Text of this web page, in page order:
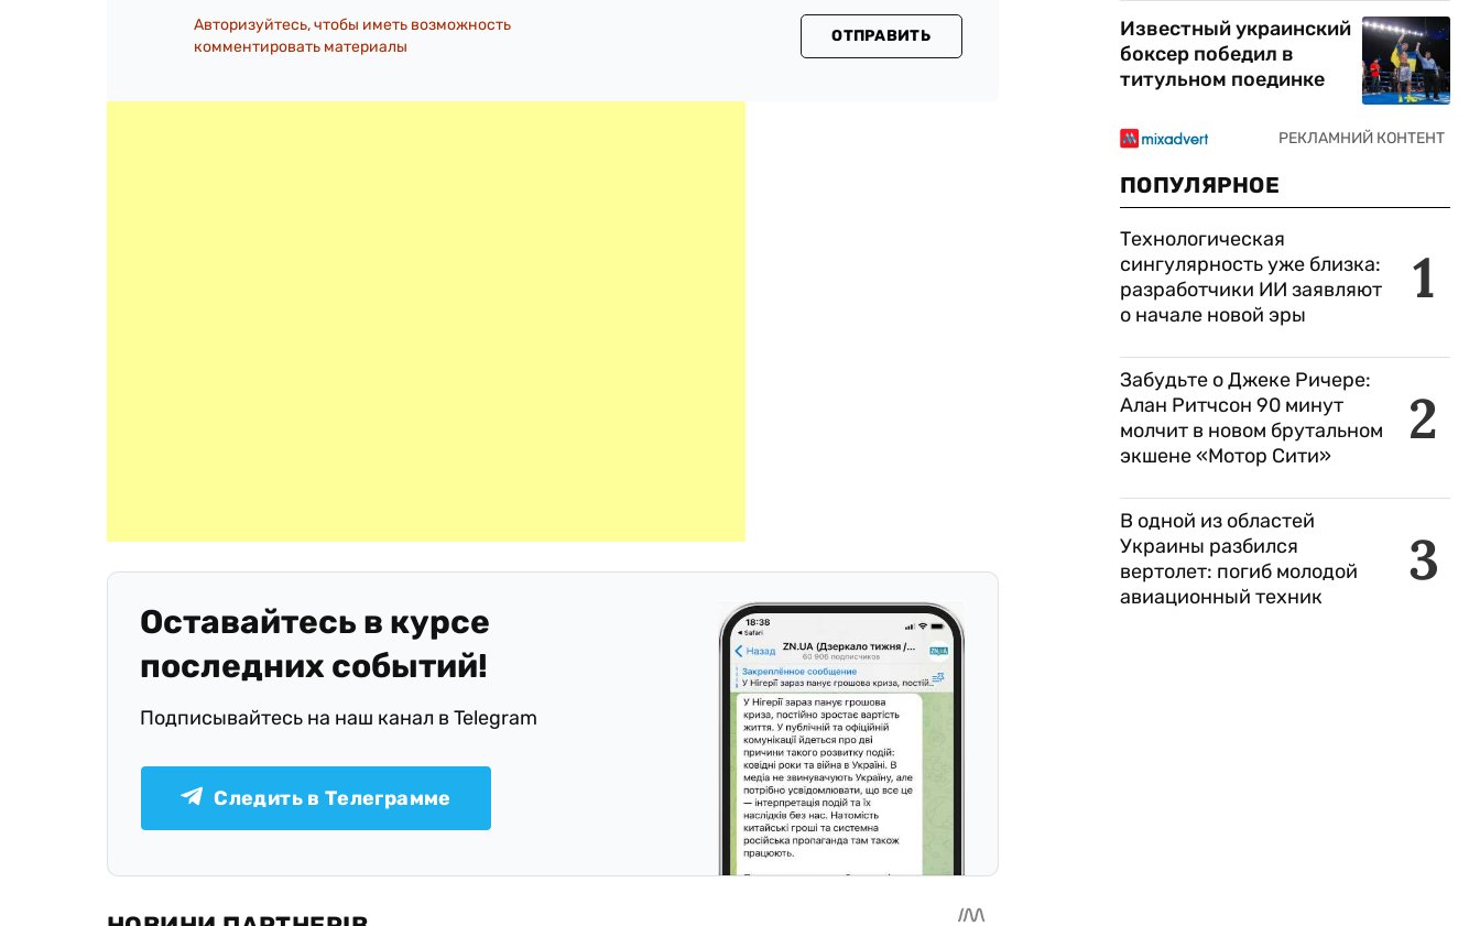
Авторизуйтесь, чтобы иметь возможность
комментировать материалы
ОТПРАВИТЬ
Оставайтесь в курсе
последних событий!
Подписывайтесь на наш канал в Telegram
Следить в Телеграмме
Известный украинский
боксер победил в
титульном поединке
ПОПУЛЯРНОЕ
1
Технологическая
сингулярность уже близка:
разработчики ИИ заявляют
о начале новой эры
2
Забудьте о Джеке Ричере:
Алан Ритчсон 90 минут
молчит в новом брутальном
экшене «Мотор Сити»
3
В одной из областей
Украины разбился
вертолет: погиб молодой
авиационный техник